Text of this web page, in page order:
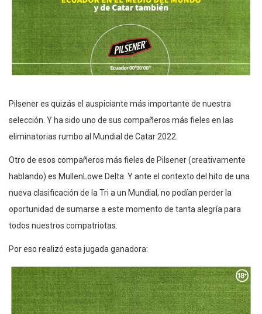
Pilsener es quizás el auspiciante más importante de nuestra
selección. Y ha sido uno de sus compañeros más fieles en las
eliminatorias rumbo al Mundial de Catar 2022.
Otro de esos compañeros más fieles de Pilsener (creativamente
hablando) es MullenLowe Delta. Y ante el contexto del hito de una
nueva clasificación de la Tri a un Mundial, no podían perder la
oportunidad de sumarse a este momento de tanta alegría para
todos nuestros compatriotas.
Por eso realizó esta jugada ganadora: